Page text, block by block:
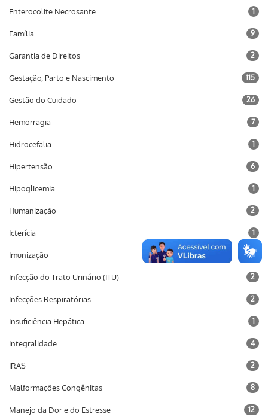
Enterocolite Necrosante 1
Família 9
Garantia de Direitos 2
Gestação, Parto e Nascimento 115
Gestão do Cuidado 26
Hemorragia 7
Hidrocefalia 1
Hipertensão 6
Hipoglicemia 1
Humanização 2
Icterícia 1
Imunização 10
Infecção do Trato Urinário (ITU) 2
Infecções Respiratórias 2
Insuficiência Hepática 1
Integralidade 4
IRAS 2
Malformações Congênitas 8
Manejo da Dor e do Estresse 12